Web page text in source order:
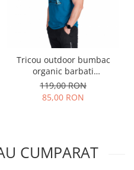
Tricou outdoor bumbac
organic barbati
NORTHFINDER BIRGER
turcoaz print montan
119,00 RON
85,00 RON
CUMPARAT